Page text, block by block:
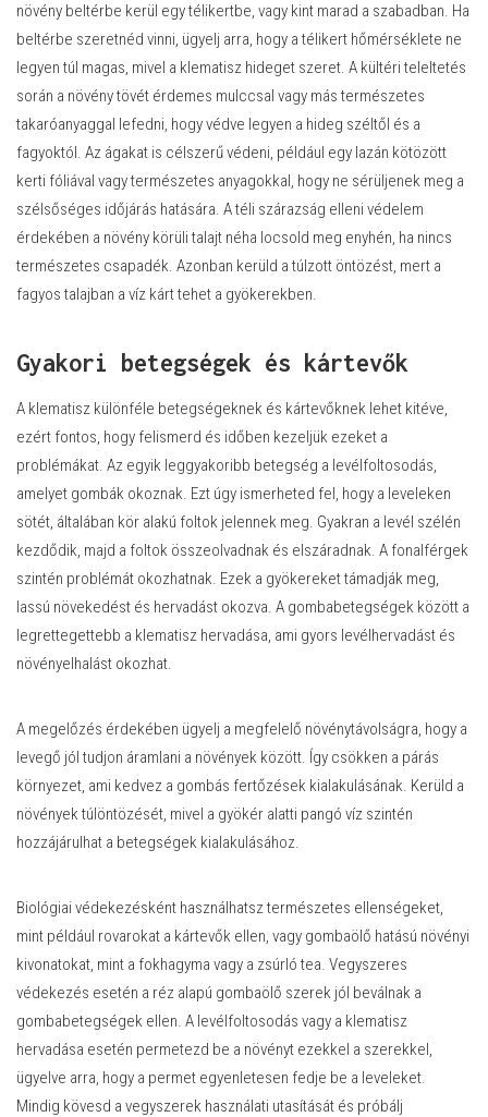
növény beltérbe kerül egy télikertbe, vagy kint marad a szabadban. Ha
beltérbe szeretnéd vinni, ügyelj arra, hogy a télikert hőmérséklete ne
legyen túl magas, mivel a klematisz hideget szeret. A kültéri teleltetés
során a növény tövét érdemes mulccsal vagy más természetes
takaróanyaggal lefedni, hogy védve legyen a hideg széltől és a
fagyoktól. Az ágakat is célszerű védeni, például egy lazán kötözött
kerti fóliával vagy természetes anyagokkal, hogy ne sérüljenek meg a
szélsőséges időjárás hatására. A téli szárazság elleni védelem
érdekében a növény körüli talajt néha locsold meg enyhén, ha nincs
természetes csapadék. Azonban kerüld a túlzott öntözést, mert a
fagyos talajban a víz kárt tehet a gyökerekben.
Gyakori betegségek és kártevők
A klematisz különféle betegségeknek és kártevőknek lehet kitéve,
ezért fontos, hogy felismerd és időben kezeljük ezeket a
problémákat. Az egyik leggyakoribb betegség a levélfoltosodás,
amelyet gombák okoznak. Ezt úgy ismerheted fel, hogy a leveleken
sötét, általában kör alakú foltok jelennek meg. Gyakran a levél szélén
kezdődik, majd a foltok összeolvadnak és elszáradnak. A fonalférgek
szintén problémát okozhatnak. Ezek a gyökereket támadják meg,
lassú növekedést és hervadást okozva. A gombabetegségek között a
legrettegettebb a klematisz hervadása, ami gyors levélhervadást és
növényelhalást okozhat.
A megelőzés érdekében ügyelj a megfelelő növénytávolságra, hogy a
levegő jól tudjon áramlani a növények között. Így csökken a párás
környezet, ami kedvez a gombás fertőzések kialakulásának. Kerüld a
növények túlöntözését, mivel a gyökér alatti pangó víz szintén
hozzájárulhat a betegségek kialakulásához.
Biológiai védekezésként használhatsz természetes ellenségeket,
mint például rovarokat a kártevők ellen, vagy gombaölő hatású növényi
kivonatokat, mint a fokhagyma vagy a zsúrló tea. Vegyszeres
védekezés esetén a réz alapú gombaölő szerek jól beválnak a
gombabetegségek ellen. A levélfoltosodás vagy a klematisz
hervadása esetén permetezd be a növényt ezekkel a szerekkel,
ügyelve arra, hogy a permet egyenletesen fedje be a leveleket.
Mindig kövesd a vegyszerek használati utasítását és próbálj